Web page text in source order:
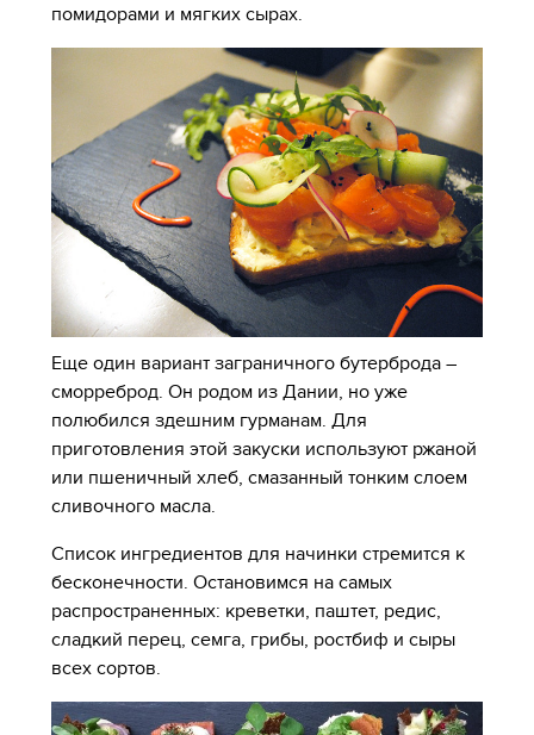
помидорами и мягких сырах.
Еще один вариант заграничного бутерброда –
сморреброд. Он родом из Дании, но уже
полюбился здешним гурманам. Для
приготовления этой закуски используют ржаной
или пшеничный хлеб, смазанный тонким слоем
сливочного масла.
Список ингредиентов для начинки стремится к
бесконечности. Остановимся на самых
распространенных: креветки, паштет, редис,
сладкий перец, семга, грибы, ростбиф и сыры
всех сортов.